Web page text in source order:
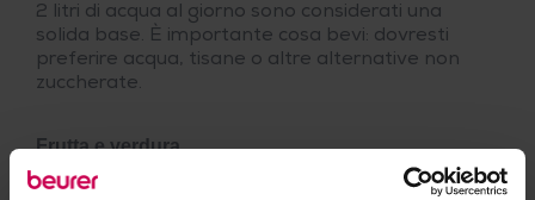
2 litri di acqua al giorno sono considerati una
solida base. È importante cosa bevi: dovresti
preferire acqua, tisane o altre alternative non
zuccherate.
Frutta e verdura
Oltre a bere, è consigliabile mangiare ogni giorno